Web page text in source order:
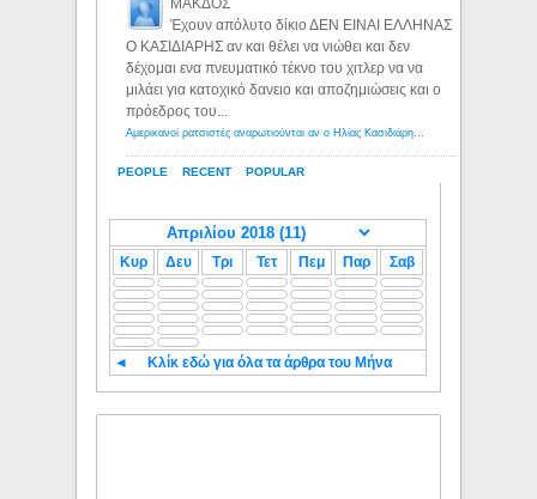
PEOPLE RECENT POPULAR
Έχουν απόλυτο δίκιο ΔΕΝ ΕΙΝΑΙ ΕΛΛΗΝΑΣ
Ο ΚΑΣΙΔΙΑΡΗΣ αν και θέλει να νιώθει και δεν
δέχομαι ενα πνευματικό τέκνο του χιτλερ να να
μιλάει για κατοχικό δανειο και αποζημιώσεις και ο
πρόεδρος του...
Κυρ Δευ Τρι Τετ Πεμ Παρ Σαβ
◄ Κλίκ εδώ για όλα τα άρθρα του Μήνα